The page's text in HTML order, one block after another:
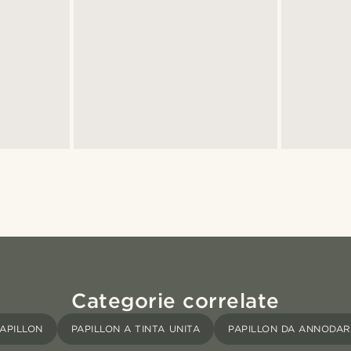
Categorie correlate
PAPILLON A TINTA UNITA PAPILLON DA